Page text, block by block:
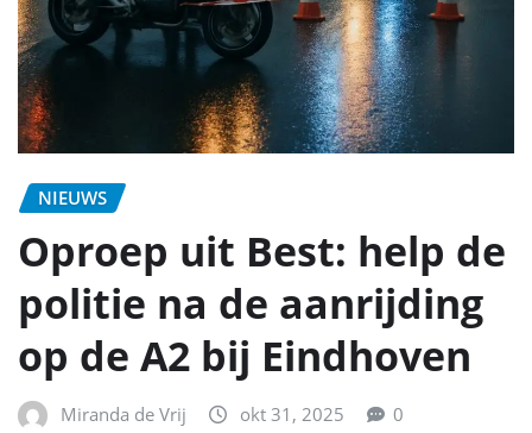
NIEUWS
Oproep uit Best: help de
politie na de aanrijding
op de A2 bij Eindhoven
Miranda de Vrij okt 31, 2025 0